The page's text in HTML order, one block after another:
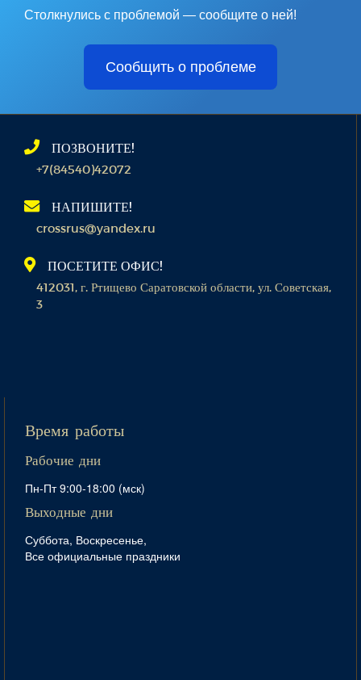
Столкнулись с проблемой — сообщите о ней!
Сообщить о проблеме
ПОЗВОНИТЕ!
+7(84540)42072
НАПИШИТЕ!
crossrus@yandex.ru
ПОСЕТИТЕ ОФИС!
412031, г. Ртищево Саратовской области, ул. Советская,
3
Время работы
Рабочие дни
Пн-Пт 9:00-18:00 (мск)
Выходные дни
Суббота, Воскресенье,
Все официальные праздники